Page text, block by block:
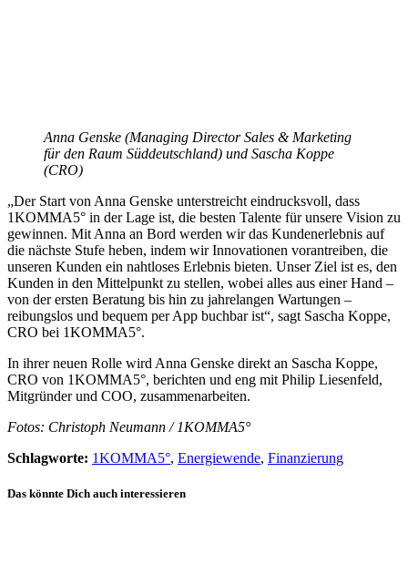
Anna Genske (Managing Director Sales & Marketing
für den Raum Süddeutschland) und Sascha Koppe
(CRO)
„Der Start von Anna Genske unterstreicht eindrucksvoll, dass
1KOMMA5° in der Lage ist, die besten Talente für unsere Vision zu
gewinnen. Mit Anna an Bord werden wir das Kundenerlebnis auf
die nächste Stufe heben, indem wir Innovationen vorantreiben, die
unseren Kunden ein nahtloses Erlebnis bieten. Unser Ziel ist es, den
Kunden in den Mittelpunkt zu stellen, wobei alles aus einer Hand –
von der ersten Beratung bis hin zu jahrelangen Wartungen –
reibungslos und bequem per App buchbar ist“, sagt Sascha Koppe,
CRO bei 1KOMMA5°.
In ihrer neuen Rolle wird Anna Genske direkt an Sascha Koppe,
CRO von 1KOMMA5°, berichten und eng mit Philip Liesenfeld,
Mitgründer und COO, zusammenarbeiten.
Fotos: Christoph Neumann / 1KOMMA5°
Schlagworte: 1KOMMA5°, Energiewende, Finanzierung
Das könnte Dich auch interessieren